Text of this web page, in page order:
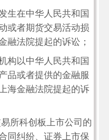
生在中华人民共和国
或者期货交易活动损
融法院提起的诉讼；
构以中华人民共和国
品或者提供的金融服
海金融法院提起的诉
所科创板上市公司的
同纠纷、证券上市保